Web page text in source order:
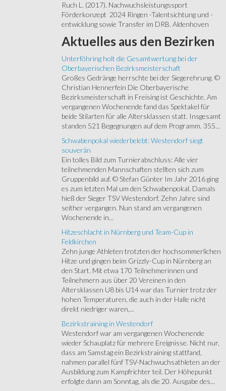
Ruch L. (2017). Nachwuchsleistungssport
Förderkonzept 2024 Ringen -Talentsichtung und -
entwicklung sowie Transfer im DRB. Aldenhoven
Aktuelles aus den Bezirken
Unterföhring holt die Gesamtwertung bei der
Oberbayerischen Bezirksmeisterschaft
Großes Gedränge herrschte bei der Siegerehrung. ©
Christian Hennerfein Die Oberbayerische
Bezirksmeisterschaft in Freising ist Geschichte. Am
vergangenen Wochenende fand das Spektakel für
beide Stilarten für alle Altersklassen statt. Insgesamt
standen 521 Begegnungen auf dem Programm. 355...
Schwabenpokal wiederbelebt: Westendorf siegt
souverän
Ein tolles Bild zum Turnierabschluss: Alle vier
teilnehmenden Mannschaften stellten sich zum
Gruppenbild auf. © Stefan Günter Im Jahr 2016 ging
es zum letzten Mal um den Schwabenpokal. Damals
hieß der Sieger TSV Westendorf. Zehn Jahre sind
seither vergangen. Nun stand am vergangenen
Wochenende in...
Hitzeschlacht in Nürnberg und Team-Cup in
Feldkirchen
Zehn junge Athleten trotzten der hochsommerlichen
Hitze und gingen beim Grizzly-Cup in Nürnberg an
den Start. Mit etwa 170 Teilnehmerinnen und
Teilnehmern aus über 20 Vereinen in den
Altersklassen U8 bis U14 war das Turnier trotz der
hohen Temperaturen, die auch in der Halle nicht
direkt niedriger waren,...
Bezirkstraining in Westendorf
Westendorf war am vergangenen Wochenende
wieder Schauplatz für mehrere Ereignisse. Nicht nur,
dass am Samstag ein Bezirkstraining stattfand,
nahmen parallel fünf TSV-Nachwuchsathleten an der
Ausbildung zum Kampfrichter teil. Der Höhepunkt
erfolgte dann am Sonntag, als die 20. Ausgabe des...